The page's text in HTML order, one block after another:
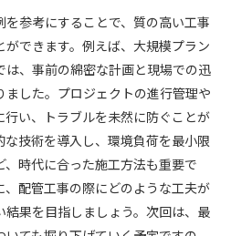
参考にすることで、質の高い工事
できます。例えば、大規模プラン
は、事前の綿密な計画と現場での迅
ました。プロジェクトの進行管理や
行い、トラブルを未然に防ぐことが
技術を導入し、環境負荷を最小限
、時代に合った施工方法も重要で
配管工事の際にどのような工夫が
結果を目指しましょう。次回は、最